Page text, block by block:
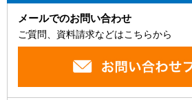
メールでのお問い合わせ
ご質問、資料請求などはこちらから